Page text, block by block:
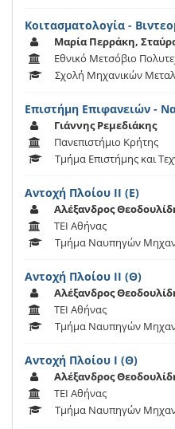
Κοιτασματολογία -
Μαρία Περράκη,
Εθνικό Μετσόβιο
Σχολή Μηχανικών
Επιστήμη Επιφανειών -
Γιάννης Ρεμεδιάκης
Πανεπιστήμιο Κρήτης
Τμήμα Επιστήμης και
Αντοχή Πλοίου ΙΙ (Ε)
Αλέξανδρος
ΤΕΙ Αθήνας
Τμήμα Ναυπηγών
Αντοχή Πλοίου ΙΙ (Θ)
Αλέξανδρος
ΤΕΙ Αθήνας
Τμήμα Ναυπηγών
Αντοχή Πλοίου Ι (Θ)
Αλέξανδρος
ΤΕΙ Αθήνας
Τμήμα Ναυπηγών